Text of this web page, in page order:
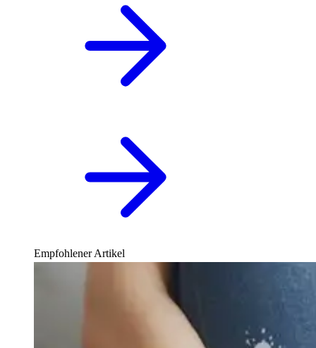
Empfohlener Artikel